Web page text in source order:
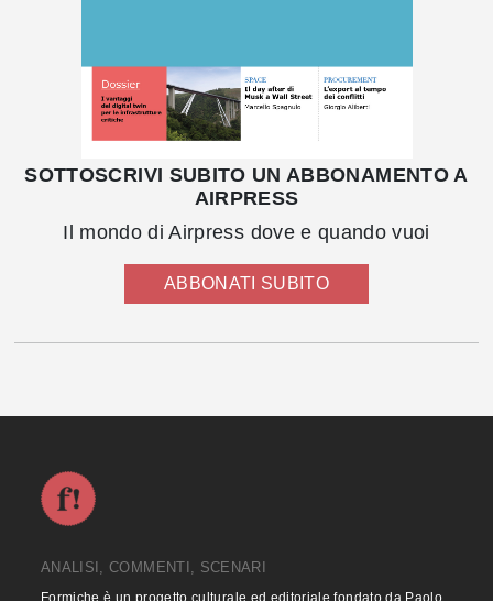
SOTTOSCRIVI SUBITO UN ABBONAMENTO A
AIRPRESS
Il mondo di Airpress dove e quando vuoi
ABBONATI SUBITO
ANALISI, COMMENTI, SCENARI
Formiche è un progetto culturale ed editoriale fondato da Paolo